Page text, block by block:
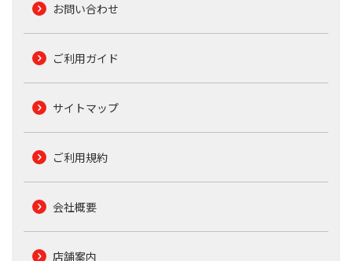
お問い合わせ
ご利用ガイド
サイトマップ
ご利用規約
会社概要
店舗案内